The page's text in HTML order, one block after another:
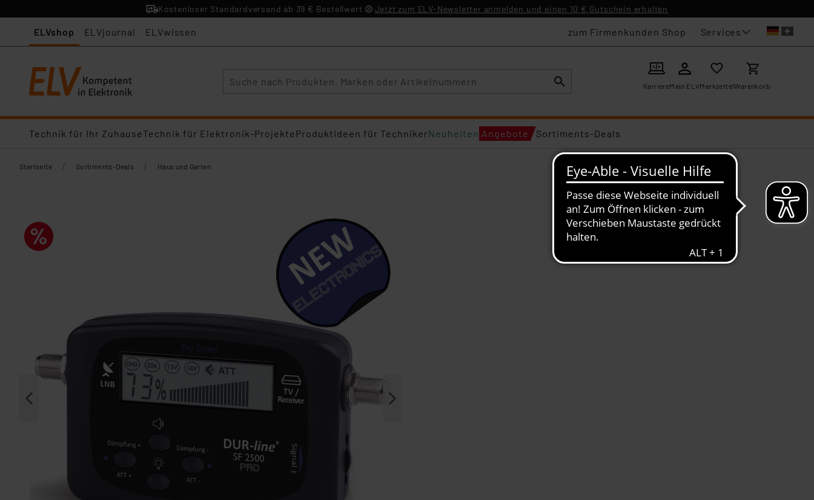
Kostenloser Standardversand ab 39 € Bestellwert Jetzt zum ELV-Newsletter anmelden und einen 10 € Gutschein erhalten
ELVshop ELVjournal ELVwissen zum Firmenkunden Shop Services
KarriereMein ELVMerkzettelWarenkorb
Technik für Ihr ZuhauseTechnik für Elektronik-ProjekteProduktideen für TechnikerNeuheiten Angebote Sortiments-Deals
Startseite / Sortiments-Deals / Haus und Garten​